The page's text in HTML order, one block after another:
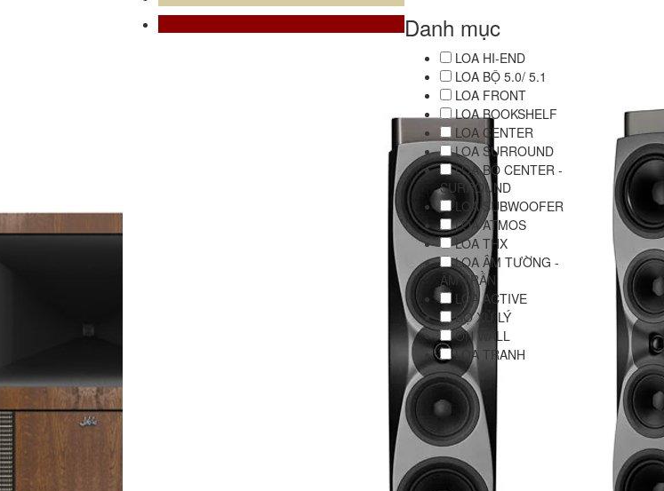
Danh mục
LOA HI-END
LOA BỘ 5.0/ 5.1
LOA FRONT
LOA BOOKSHELF
LOA CENTER
LOA SURROUND
LOA BỘ CENTER -
SURROUND
LOA SUBWOOFER
LOA ATMOS
LOA THX
LOA ÂM TƯỜNG -
ÂM TRẦN
LOA ACTIVE
BỘ XỬ LÝ
ON WALL
LOA TRANH